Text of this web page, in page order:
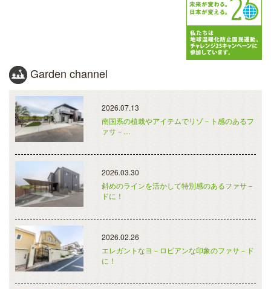
Garden channel
2026.07.13
南国系の植栽やアイテムでリゾ－ト感のあるフ
ァサ－…
2026.03.30
斜めのラインを活かして特別感のあるファサ－
ドに！
2026.02.26
エレガントなヨ－ロピアンな印象のファサ－ド
に！